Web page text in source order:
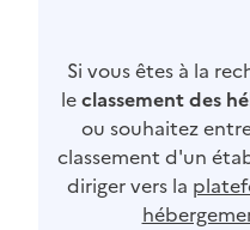
Si vous êtes à la
leclassement des
ou souhaitez
classement d'un
diriger vers la